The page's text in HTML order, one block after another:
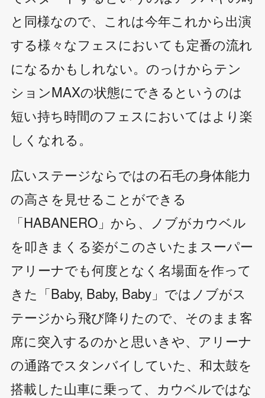
と同様なので、これは今年これから出演
する様々なフェスにおいても定番の流れ
になるかもしれない。のっけからテン
ションMAXの状態にできるというのは
短い持ち時間のフェスにおいてはより楽
しくなれる。
広いステージならではの石毛の身体能力
の高さを見せることができる
「HABANERO」から、ノブがカウベル
を叩きまくる姿がこのさいたまスーパー
アリーナでも何度となく名場面を作って
きた「Baby, Baby, Baby」ではノブがス
テージから飛び降りたので、そのまま客
席に突入するのかと思いきや、アリーナ
の通路でスタンバイしていた、和太鼓を
搭載した山車に乗って、カウベルではな